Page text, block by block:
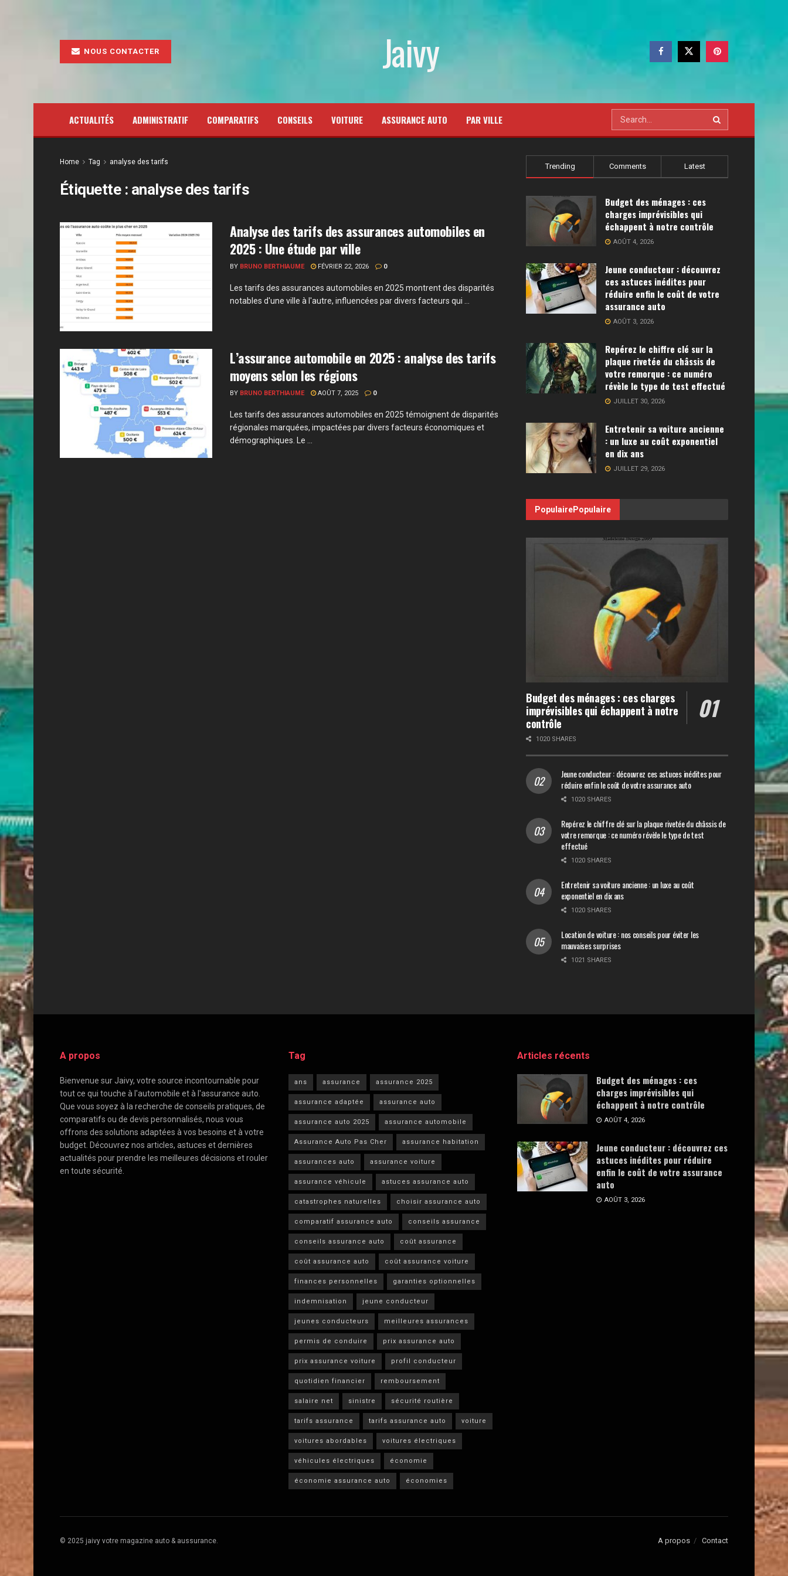
NOUS CONTACTER Jaivy
ACTUALITÉS ADMINISTRATIF COMPARATIFS CONSEILS VOITURE ASSURANCE AUTO PAR VILLE
Home Tag analyse des tarifs
Étiquette : analyse des tarifs
Analyse des tarifs des assurances automobiles en
2025 : Une étude par ville
BY BRUNO BERTHIAUME FÉVRIER 22, 2026 0
Les tarifs des assurances automobiles en 2025 montrent des disparités
notables d'une ville à l'autre, influencées par divers facteurs qui ...
L’assurance automobile en 2025 : analyse des tarifs
moyens selon les régions
BY BRUNO BERTHIAUME AOÛT 7, 2025 0
Les tarifs des assurances automobiles en 2025 témoignent de disparités
régionales marquées, impactées par divers facteurs économiques et
démographiques. Le ...
Trending Comments Latest
Budget des ménages : ces
charges imprévisibles qui
échappent à notre contrôle
AOÛT 4, 2026
Jeune conducteur : découvrez
ces astuces inédites pour
réduire enfin le coût de votre
assurance auto
AOÛT 3, 2026
Repérez le chiffre clé sur la
plaque rivetée du châssis de
votre remorque : ce numéro
révèle le type de test effectué
JUILLET 30, 2026
Entretenir sa voiture ancienne
: un luxe au coût exponentiel
en dix ans
JUILLET 29, 2026
PopulairePopulaire
Budget des ménages : ces charges
imprévisibles qui échappent à notre
contrôle
1020 SHARES
Jeune conducteur : découvrez ces astuces inédites pour
réduire enfin le coût de votre assurance auto
1020 SHARES
Repérez le chiffre clé sur la plaque rivetée du châssis de
votre remorque : ce numéro révèle le type de test
effectué
1020 SHARES
Entretenir sa voiture ancienne : un luxe au coût
exponentiel en dix ans
1020 SHARES
Location de voiture : nos conseils pour éviter les
mauvaises surprises
1021 SHARES
A propos
Bienvenue sur Jaivy, votre source incontournable pour
tout ce qui touche à l'automobile et à l'assurance auto.
Que vous soyez à la recherche de conseils pratiques, de
comparatifs ou de devis personnalisés, nous vous
offrons des solutions adaptées à vos besoins et à votre
budget. Découvrez nos articles, astuces et dernières
actualités pour prendre les meilleures décisions et rouler
en toute sécurité.
Tag
ans assurance assurance 2025
assurance adaptée assurance auto
assurance auto 2025 assurance automobile
Assurance Auto Pas Cher assurance habitation
assurances auto assurance voiture
assurance véhicule astuces assurance auto
catastrophes naturelles choisir assurance auto
comparatif assurance auto conseils assurance
conseils assurance auto coût assurance
coût assurance auto coût assurance voiture
finances personnelles garanties optionnelles
indemnisation jeune conducteur
jeunes conducteurs meilleures assurances
permis de conduire prix assurance auto
prix assurance voiture profil conducteur
quotidien financier remboursement
salaire net sinistre sécurité routière
tarifs assurance tarifs assurance auto voiture
voitures abordables voitures électriques
véhicules électriques économie
économie assurance auto économies
Articles récents
Budget des ménages : ces
charges imprévisibles qui
échappent à notre contrôle
AOÛT 4, 2026
Jeune conducteur : découvrez ces
astuces inédites pour réduire
enfin le coût de votre assurance
auto
AOÛT 3, 2026
A propos Contact
© 2025 jaivy votre magazine auto & aussurance.